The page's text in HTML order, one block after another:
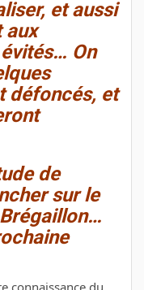
et aussi
aux
On
défoncés, et
de
sur le
connaissance du